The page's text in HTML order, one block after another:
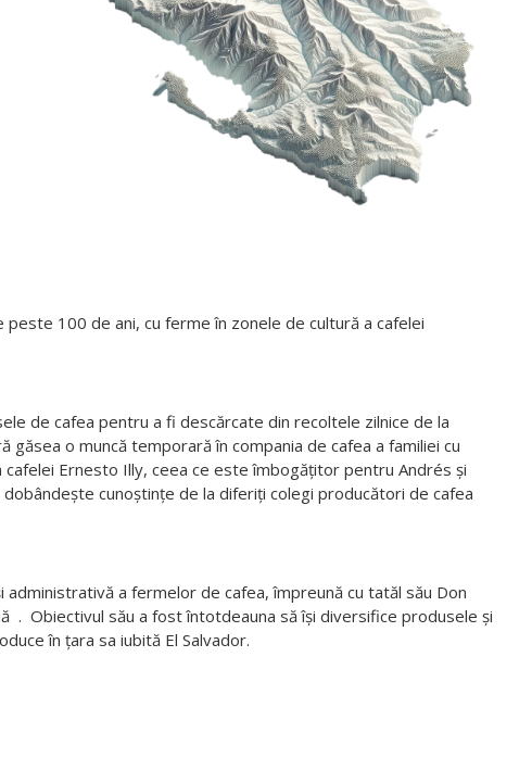
100 de ani, cu ferme în zonele de cultură a cafelei
de cafea pentru a fi descărcate din recoltele zilnice de la
o muncă temporară în compania de cafea a familiei cu
Ernesto Illy, ceea ce este îmbogățitor pentru Andrés și
cunoștințe de la diferiți colegi producători de cafea
a fermelor de cafea, împreună cu tatăl său Don
. Obiectivul său a fost întotdeauna să își diversifice produsele și
în țara sa iubită El Salvador.